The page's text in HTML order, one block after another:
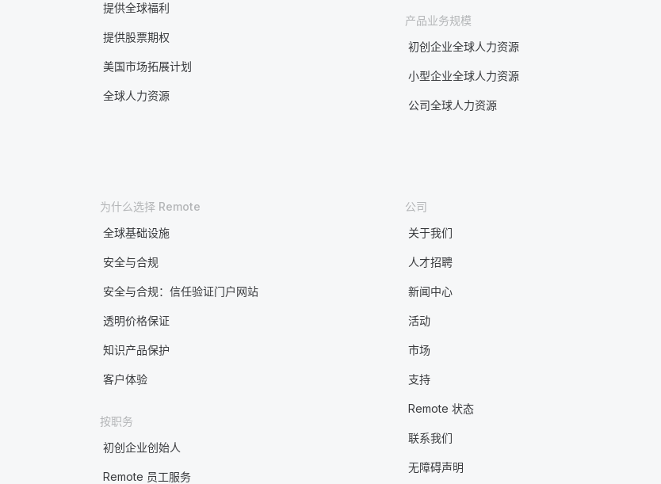
提供全球福利
提供股票期权
美国市场拓展计划
全球人力资源
产品业务规模
初创企业全球人力资源
小型企业全球人力资源
公司全球人力资源
为什么选择 Remote
全球基础设施
安全与合规
安全与合规：信任验证门户网站
透明价格保证
知识产品保护
客户体验
按职务
初创企业创始人
Remote 员工服务
公司
关于我们
人才招聘
新闻中心
活动
市场
支持
Remote 状态
联系我们
无障碍声明